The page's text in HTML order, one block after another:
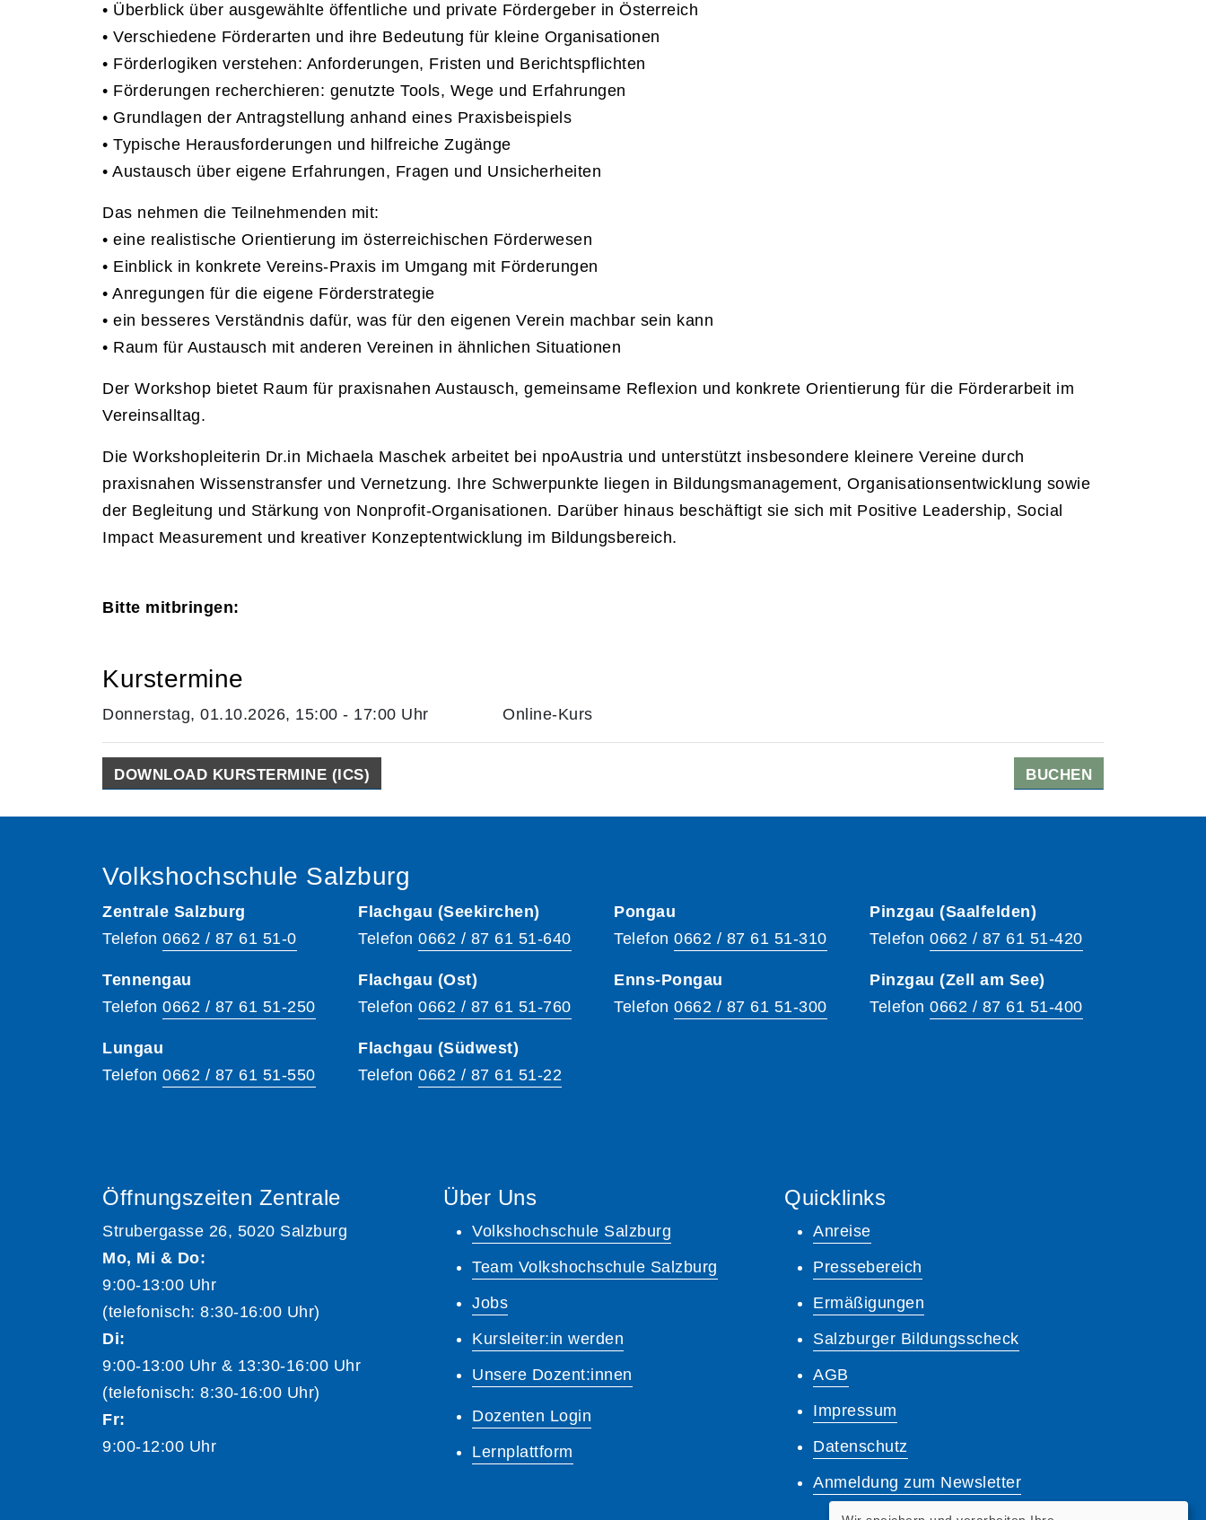
• Überblick über ausgewählte öffentliche und private Fördergeber in Österreich
• Verschiedene Förderarten und ihre Bedeutung für kleine Organisationen
• Förderlogiken verstehen: Anforderungen, Fristen und Berichtspflichten
• Förderungen recherchieren: genutzte Tools, Wege und Erfahrungen
• Grundlagen der Antragstellung anhand eines Praxisbeispiels
• Typische Herausforderungen und hilfreiche Zugänge
• Austausch über eigene Erfahrungen, Fragen und Unsicherheiten
Das nehmen die Teilnehmenden mit:
• eine realistische Orientierung im österreichischen Förderwesen
• Einblick in konkrete Vereins-Praxis im Umgang mit Förderungen
• Anregungen für die eigene Förderstrategie
• ein besseres Verständnis dafür, was für den eigenen Verein machbar sein kann
• Raum für Austausch mit anderen Vereinen in ähnlichen Situationen
Der Workshop bietet Raum für praxisnahen Austausch, gemeinsame Reflexion und konkrete Orientierung für die Förderarbeit im
Vereinsalltag.
Die Workshopleiterin Dr.in Michaela Maschek arbeitet bei npoAustria und unterstützt insbesondere kleinere Vereine durch
praxisnahen Wissenstransfer und Vernetzung. Ihre Schwerpunkte liegen in Bildungsmanagement, Organisationsentwicklung sowie
der Begleitung und Stärkung von Nonprofit-Organisationen. Darüber hinaus beschäftigt sie sich mit Positive Leadership, Social
Impact Measurement und kreativer Konzeptentwicklung im Bildungsbereich.
Bitte mitbringen:
Kurstermine
Donnerstag, 01.10.2026, 15:00 - 17:00 Uhr Online-Kurs
DOWNLOAD KURSTERMINE (ICS) BUCHEN
Volkshochschule Salzburg
Zentrale Salzburg
Telefon 0662 / 87 61 51-0
Tennengau
Telefon 0662 / 87 61 51-250
Lungau
Telefon 0662 / 87 61 51-550
Flachgau (Seekirchen)
Telefon 0662 / 87 61 51-640
Flachgau (Ost)
Telefon 0662 / 87 61 51-760
Flachgau (Südwest)
Telefon 0662 / 87 61 51-22
Pongau
Telefon 0662 / 87 61 51-310
Enns-Pongau
Telefon 0662 / 87 61 51-300
Pinzgau (Saalfelden)
Telefon 0662 / 87 61 51-420
Pinzgau (Zell am See)
Telefon 0662 / 87 61 51-400
Öffnungszeiten Zentrale
Strubergasse 26, 5020 Salzburg
Mo, Mi & Do:
9:00-13:00 Uhr
(telefonisch: 8:30-16:00 Uhr)
Di:
9:00-13:00 Uhr & 13:30-16:00 Uhr
(telefonisch: 8:30-16:00 Uhr)
Fr:
9:00-12:00 Uhr
Über Uns
Volkshochschule Salzburg
Team Volkshochschule Salzburg
Jobs
Kursleiter:in werden
Unsere Dozent:innen
Dozenten Login
Lernplattform
Quicklinks
Anreise
Pressebereich
Ermäßigungen
Salzburger Bildungsscheck
AGB
Impressum
Datenschutz
Anmeldung zum Newsletter